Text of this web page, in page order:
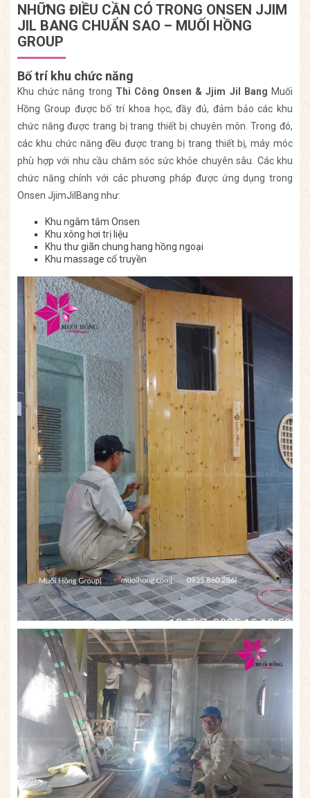
NHỮNG ĐIỀU CẦN CÓ TRONG ONSEN JJIM
JIL BANG CHUẨN SAO – MUỐI HỒNG
GROUP
Bố trí khu chức năng
Khu chức năng trong Thi Công Onsen & Jjim Jil Bang Muối
Hồng Group được bố trí khoa học, đầy đủ, đảm bảo các khu
chức năng được trang bị trang thiết bị chuyên môn. Trong đó,
các khu chức năng đều được trang bị trang thiết bị, máy móc
phù hợp với nhu cầu chăm sóc sức khỏe chuyên sâu. Các khu
chức năng chính với các phương pháp được ứng dụng trong
Onsen JjimJilBang như:
Khu ngâm tắm Onsen
Khu xông hơi trị liệu
Khu thư giãn chung hang hồng ngoại
Khu massage cổ truyền